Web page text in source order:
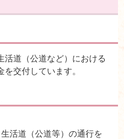
活道（公道など）における
交付しています。
活道（公道等）の通行を